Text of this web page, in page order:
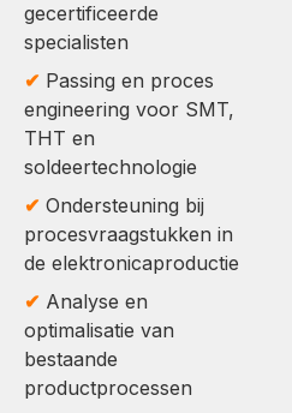
gecertificeerde
specialisten
✔ Passing en proces
engineering voor SMT,
THT en
soldeertechnologie
✔ Ondersteuning bij
procesvraagstukken in
de elektronicaproductie
✔ Analyse en
optimalisatie van
bestaande
productprocessen